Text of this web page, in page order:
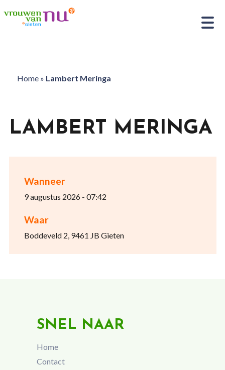
Home» Lambert Meringa
Wanneer
9 augustus 2026 - 07:42
Waar
Boddeveld 2, 9461 JB Gieten
LAMBERT MERINGA
SNEL NAAR
Home
Contact